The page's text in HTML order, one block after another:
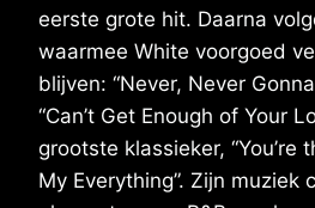
eerste grote hit. Daarna
waarmee White voorgoed
blijven: “Never, Never
“Can’t Get Enough of Your
grootste klassieker, “You’re
My Everything”. Zijn muziek